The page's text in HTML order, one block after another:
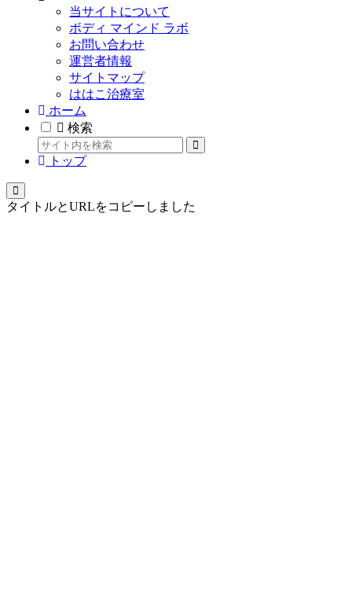
当サイトについて
ボディ マインド ラボ
お問い合わせ
運営者情報
サイトマップ
ははこ治療室
ホーム
検索
トップ
タイトルとURLをコピーしました